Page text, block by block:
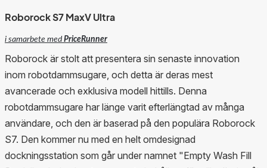
Roborock S7 MaxV Ultra
i samarbete med PriceRunner
Roborock är stolt att presentera sin senaste innovation
inom robotdammsugare, och detta är deras mest
avancerade och exklusiva modell hittills. Denna
robotdammsugare har länge varit efterlängtad av många
användare, och den är baserad på den populära Roborock
S7. Den kommer nu med en helt omdesignad
dockningsstation som går under namnet "Empty Wash Fill